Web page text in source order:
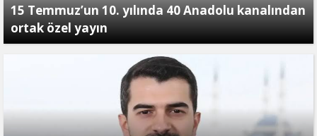
15 Temmuz’un 10. yılında 40 Anadolu kanalından
ortak özel yayın